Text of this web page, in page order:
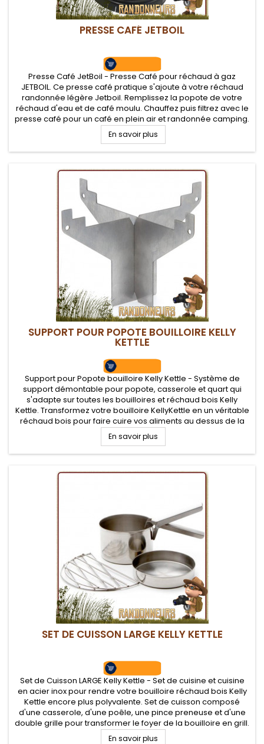
PRESSE CAFÉ JETBOIL
Presse Café JetBoil - Presse Café pour réchaud à gaz
JETBOIL. Ce presse café pratique s'ajoute à votre réchaud
randonnée légère Jetboil. Remplissez la popote de votre
réchaud d'eau et de café moulu. Chauffez puis filtrez avec le
presse café pour un café en plein air et randonnée camping.
Kit presse café compatible avec les réchauds Zip, Flash,
Flash,...
En savoir plus
SUPPORT POUR POPOTE BOUILLOIRE KELLY
KETTLE
Support pour Popote bouilloire Kelly Kettle - Système de
support démontable pour popote, casserole et quart qui
s'adapte sur toutes les bouilloires et réchaud bois Kelly
Kettle. Transformez votre bouilloire KellyKettle en un véritable
réchaud bois pour faire cuire vos aliments au dessus de la
cheminée du foyer
En savoir plus
SET DE CUISSON LARGE KELLY KETTLE
Set de Cuisson LARGE Kelly Kettle - Set de cuisine et cuisine
en acier inox pour rendre votre bouilloire réchaud bois Kelly
Kettle encore plus polyvalente. Set de cuisson composé
d'une casserole, d'une poêle, une pince preneuse et d'une
double grille pour transformer le foyer de la bouilloire en grill.
En savoir plus